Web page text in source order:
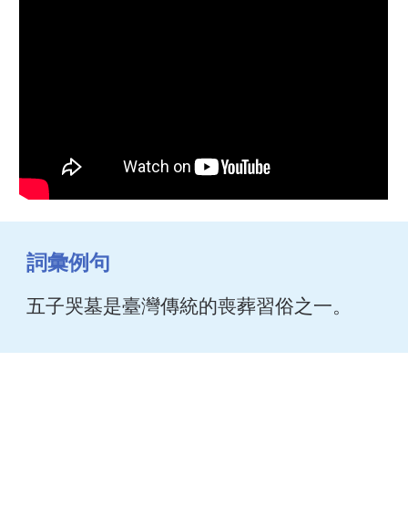
詞彙例句
五子哭墓是臺灣傳統的喪葬習俗之一。